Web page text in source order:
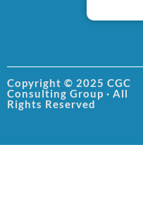
Copyright © 2025 CGC
Consulting Group · All
Rights Reserved